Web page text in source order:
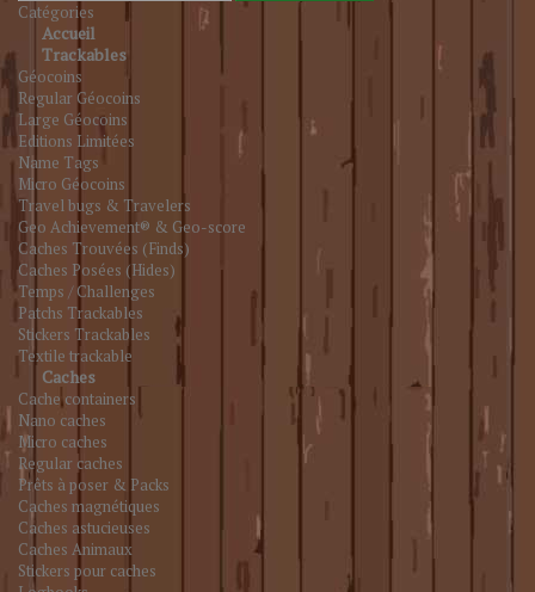
Catégories
Accueil
Trackables
Géocoins
Regular Géocoins
Large Géocoins
Editions Limitées
Name Tags
Micro Géocoins
Travel bugs & Travelers
Geo Achievement® & Geo-score
Caches Trouvées (Finds)
Caches Posées (Hides)
Temps / Challenges
Patchs Trackables
Stickers Trackables
Textile trackable
Caches
Cache containers
Nano caches
Micro caches
Regular caches
Prêts à poser & Packs
Caches magnétiques
Caches astucieuses
Caches Animaux
Stickers pour caches